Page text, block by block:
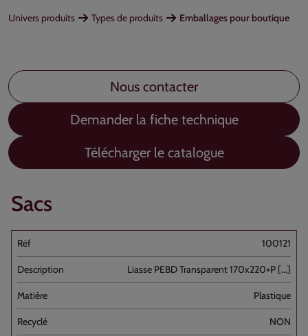
Univers produits Types de produits Emballages pour boutique
Nous contacter
Demander la fiche technique
Télécharger le catalogue
Sacs
100121
Liasse PEBD Transparent 170x220+P [...]
Plastique
NON